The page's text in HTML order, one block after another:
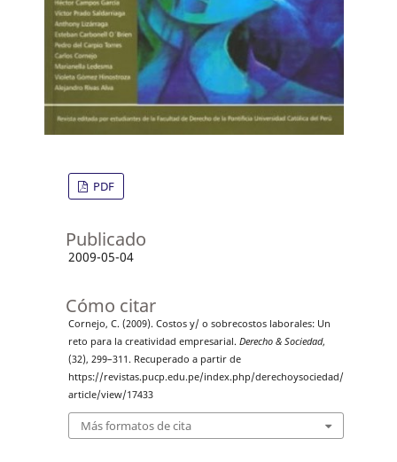
PDF
Publicado
2009-05-04
Cómo citar
Cornejo, C. (2009). Costos y/ o sobrecostos laborales: Un
reto para la creatividad empresarial. Derecho & Sociedad,
(32), 299–311. Recuperado a partir de
https://revistas.pucp.edu.pe/index.php/derechoysociedad/
article/view/17433
Más formatos de cita